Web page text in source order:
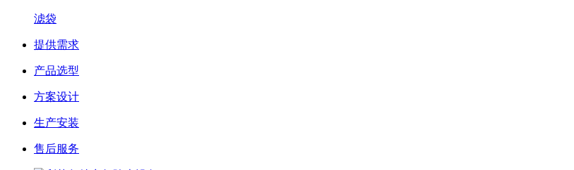
滤袋
提供需求
产品选型
方案设计
生产安装
售后服务